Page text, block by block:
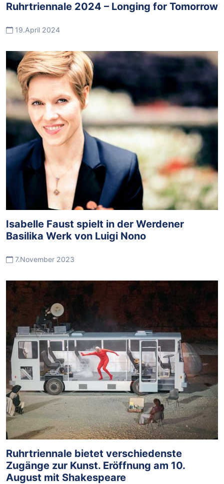
Ruhrtriennale 2024 – Longing for Tomorrow
19.April 2024
Isabelle Faust spielt in der Werdener
Basilika Werk von Luigi Nono
7.November 2023
Ruhrtriennale bietet verschiedenste
Zugänge zur Kunst. Eröffnung am 10.
August mit Shakespeare